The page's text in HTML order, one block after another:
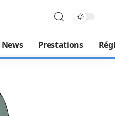
News Prestations